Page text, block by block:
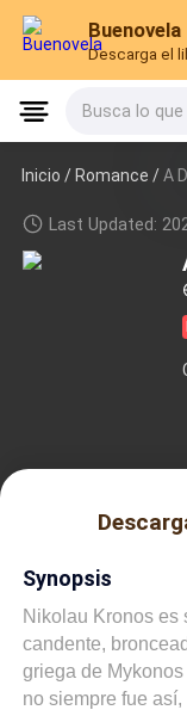
Buenovela
Descarga el
Busca lo
Inicio /Romance /A
Last Updated:
Synopsis
Nikolau Kronos es
candente,
griega de
no siempre fue